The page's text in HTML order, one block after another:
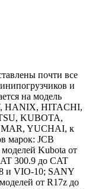
почти все
и
на модель
HANIX, HITACHI,
KUBOTA,
YUCHAI, к
марок: JCB
Kubota от
300.9 до CAT
и VIO-10; SANY
от R17z до